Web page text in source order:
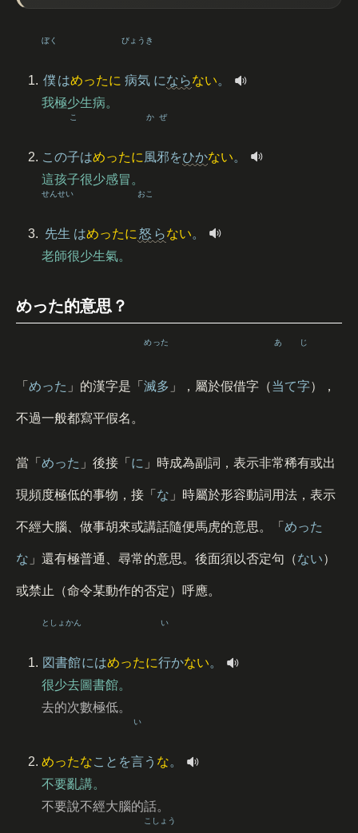
僕
ぼく
はめったに 病気
びょうき
にならない。
我極少生病。
この子
こ
はめったに 風邪
かぜ
をひかない。
這孩子很少感冒。
先生
せんせい
はめったに 怒
おこ
らない。
老師很少生氣。
めった的意思？
「 めった 」的漢字是「 滅多
めった
」，屬於假借字（当
あ
て字
じ
），
不過一般都寫平假名。
當「 めった 」後接「 に 」時成為副詞，表示非常稀有或出
現頻度極低的事物，接「 な 」時屬於形容動詞用法，表示
不經大腦、做事胡來或講話隨便馬虎的意思。「 めった
な 」還有極普通、尋常的意思。後面須以否定句（ない）
或禁止（命令某動作的否定）呼應。
図書館
としょかん
にはめったに行
い
かない。
很少去圖書館。
去的次數極低。
めったなことを言
い
う な。
不要亂講。
不要說不經大腦的話。
こしょう